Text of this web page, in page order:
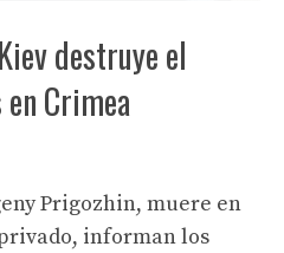
destruye el
Crimea
Prigozhin, muere en
informan los